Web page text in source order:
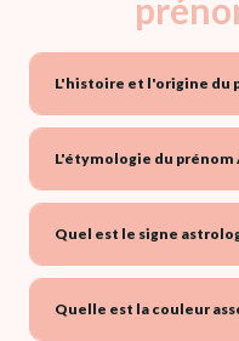
L'histoire et l'origine du
L'étymologie du prénom
Quel est le signe
Quelle est la couleur